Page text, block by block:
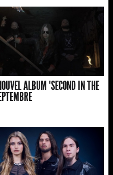
ALBUM "SECOND IN THE